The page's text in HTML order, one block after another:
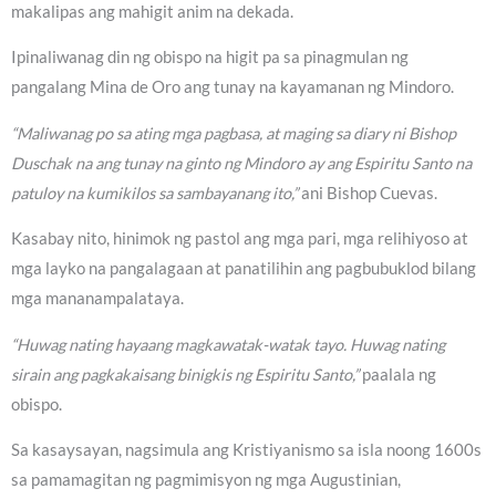
makalipas ang mahigit anim na dekada.
Ipinaliwanag din ng obispo na higit pa sa pinagmulan ng
pangalang Mina de Oro ang tunay na kayamanan ng Mindoro.
“Maliwanag po sa ating mga pagbasa, at maging sa diary ni Bishop
Duschak na ang tunay na ginto ng Mindoro ay ang Espiritu Santo na
patuloy na kumikilos sa sambayanang ito,”ani Bishop Cuevas.
Kasabay nito, hinimok ng pastol ang mga pari, mga relihiyoso at
mga layko na pangalagaan at panatilihin ang pagbubuklod bilang
mga mananampalataya.
“Huwag nating hayaang magkawatak-watak tayo. Huwag nating
sirain ang pagkakaisang binigkis ng Espiritu Santo,”paalala ng
obispo.
Sa kasaysayan, nagsimula ang Kristiyanismo sa isla noong 1600s
sa pamamagitan ng pagmimisyon ng mga Augustinian,